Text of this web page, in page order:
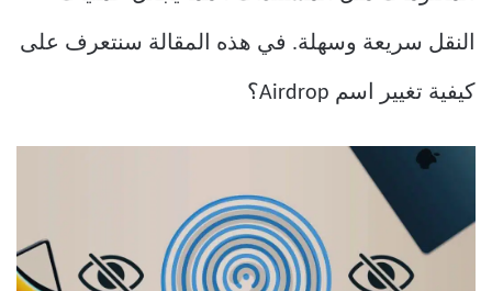
النقل سريعة وسهلة. في هذه المقالة سنتعرف على
كيفية تغيير اسم Airdrop؟